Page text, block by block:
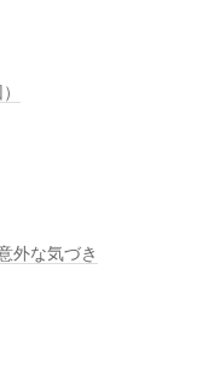
外な気づき